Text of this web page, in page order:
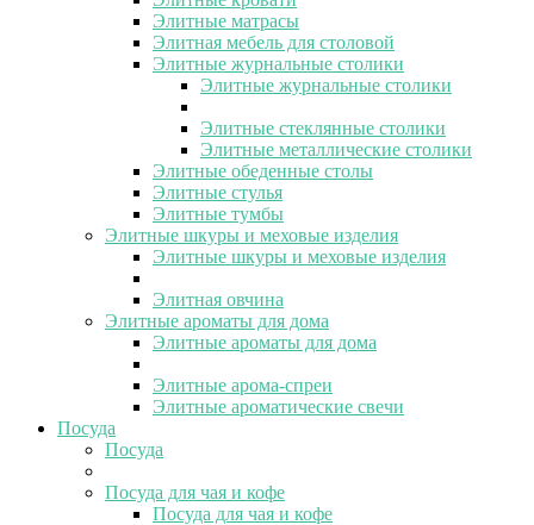
Элитные матрасы
Элитная мебель для столовой
Элитные журнальные столики
Элитные журнальные столики
Элитные стеклянные столики
Элитные металлические столики
Элитные обеденные столы
Элитные стулья
Элитные тумбы
Элитные шкуры и меховые изделия
Элитные шкуры и меховые изделия
Элитная овчина
Элитные ароматы для дома
Элитные ароматы для дома
Элитные арома-спреи
Элитные ароматические свечи
Посуда
Посуда
Посуда для чая и кофе
Посуда для чая и кофе